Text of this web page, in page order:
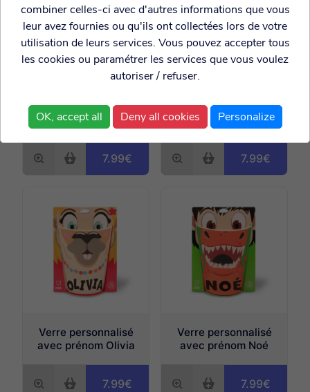
avec prénom
Raphaël
7.99€
avec prénom Paul
7.99€
Verre personnalisé
avec prénom Olivia
7.99€
Verre personnalisé
avec prénom Noé
7.99€
combiner celles-ci avec d'autres informations que vous
leur avez fournies ou qu'ils ont collectées lors de votre
utilisation de leurs services. Vous pouvez accepter tous
les cookies ou paramétrer les services que vous voulez
autoriser / refuser.
OK, accept all Deny all cookies Personalize